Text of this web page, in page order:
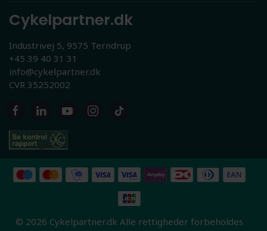
Cykelpartner.dk
Industrivej 5, 9575 Terndrup
+45 39 40 31 31
info@cykelpartner.dk
CVR 35252002
© 2026 Cykelpartner.dk Alle rettigheder forbeholdes